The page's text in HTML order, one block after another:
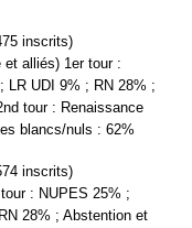
inscrits)
et alliés) 1er tour :
LR UDI 9% ; RN 28% ;
tour : Renaissance
blancs/nuls : 62%
inscrits)
: NUPES 25% ;
28% ; Abstention et